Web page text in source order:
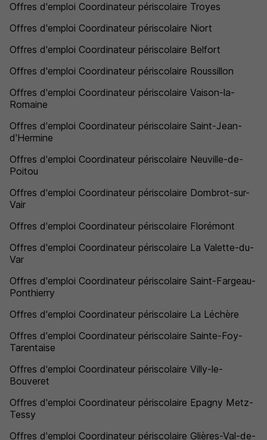
Offres d'emploi Coordinateur périscolaire Troyes
Offres d'emploi Coordinateur périscolaire Niort
Offres d'emploi Coordinateur périscolaire Belfort
Offres d'emploi Coordinateur périscolaire Roussillon
Offres d'emploi Coordinateur périscolaire Vaison-la-
Romaine
Offres d'emploi Coordinateur périscolaire Saint-Jean-
d'Hermine
Offres d'emploi Coordinateur périscolaire Neuville-de-
Poitou
Offres d'emploi Coordinateur périscolaire Dombrot-sur-
Vair
Offres d'emploi Coordinateur périscolaire Florémont
Offres d'emploi Coordinateur périscolaire La Valette-du-
Var
Offres d'emploi Coordinateur périscolaire Saint-Fargeau-
Ponthierry
Offres d'emploi Coordinateur périscolaire La Léchère
Offres d'emploi Coordinateur périscolaire Sainte-Foy-
Tarentaise
Offres d'emploi Coordinateur périscolaire Villy-le-
Bouveret
Offres d'emploi Coordinateur périscolaire Epagny Metz-
Tessy
Offres d'emploi Coordinateur périscolaire Glières-Val-de-